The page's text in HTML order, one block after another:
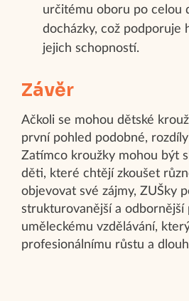
určitému oboru po celou
docházky, což podporuje
jejich schopností.
Závěr
Ačkoli se mohou dětské
první pohled podobné,
Zatímco kroužky mohou být
děti, které chtějí zkoušet
objevovat své zájmy, ZUŠky
strukturovanější a odbornější
uměleckému vzdělávání,
profesionálnímu růstu a